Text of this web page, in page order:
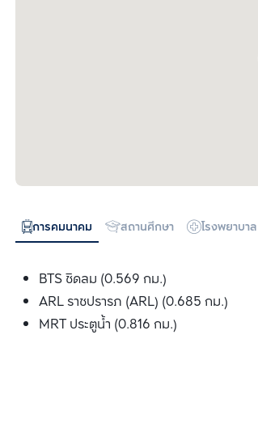
การคมนาคม สถานศึกษา โรงพยาบาล
BTS ชิดลม (0.569 กม.)
ARL ราชปรารภ (ARL) (0.685 กม.)
MRT ประตูน้ำ (0.816 กม.)